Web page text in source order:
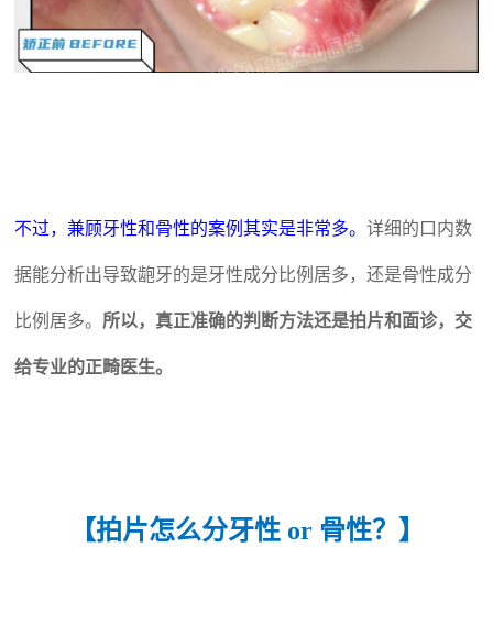
不过，兼顾牙性和骨性的案例其实是非常多。详细的口内数
据能分析出导致龅牙的是牙性成分比例居多，还是骨性成分
比例居多。 所以，真正准确的判断方法还是拍片和面诊，交
给专业的正畸医生。
【拍片怎么分牙性 or 骨性？】